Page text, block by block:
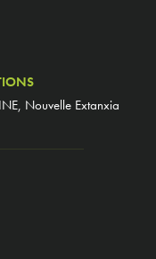
Nouvelle Extanxia